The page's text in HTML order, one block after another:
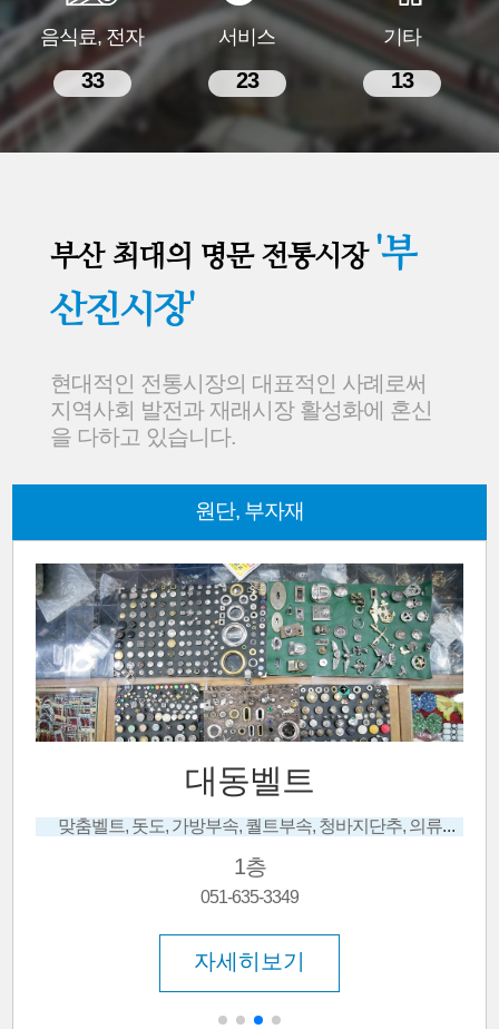
음식료, 전자
33
서비스
23
기타
13
부산 최대의 명문 전통시장 '부
산진시장'
현대적인 전통시장의 대표적인 사례로써
지역사회 발전과 재래시장 활성화에 혼신
을 다하고 있습니다.
원단, 부자재
대동벨트
맞춤벨트, 돗도, 가방부속, 퀄트부속, 청바지단추, 의류부자재, 수선, 스냅단추 및 기구
1층
051-635-3349
자세히보기